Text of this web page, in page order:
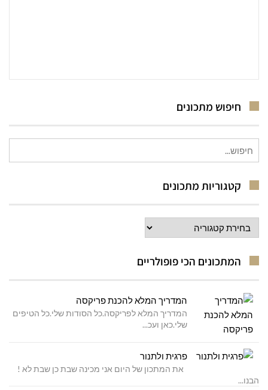
חיפוש מתכונים
עבור:
קטגוריות מתכונים
קטגוריות
מתכונים
המתכונים הכי פופולריים
המדריך המלא להכנת פריקסה
המדריך המלא לפריקסה.כל הסודות שלי.כל הטיפים
שלי.כאן ועכ...
פרגית ולתנור
את המתכון של היום אני מכינה שבת כן שבת לא !
הבנו...